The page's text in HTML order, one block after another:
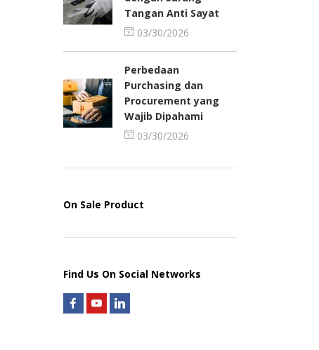
Tangan Anti Sayat
03/30/2026
Perbedaan
Purchasing dan
Procurement yang
Wajib Dipahami
03/30/2026
On Sale Product
Find Us On Social Networks